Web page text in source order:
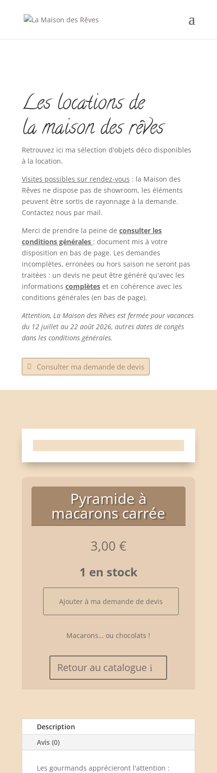
Les locations de
la maison des rêves
Retrouvez ici ma sélection d'objets déco disponibles
à la location.
Visites possibles sur rendez-vous : la Maison des
Rêves ne dispose pas de showroom, les éléments
peuvent être sortis de rayonnage à la demande.
Contactez nous par mail.
Merci de prendre la peine de consulter les
conditions générales : document mis à votre
disposition en bas de page. Les demandes
incomplètes, erronées ou hors saison ne seront pas
traitées : un devis ne peut être généré qu'avec les
informations complètes et en cohérence avec les
conditions générales (en bas de page).
Attention, La Maison des Rêves est fermée pour vacances
du 12 juillet au 22 août 2026, autres dates de congés
dans les conditions générales.
Consulter ma demande de devis
Pyramide à
macarons carrée
3,00 €
1 en stock
carrée
Ajouter à ma demande de devis
Macarons… ou chocolats !
Retour au catalogue
Description
Avis (0)
Les gourmands apprécieront l'attention :